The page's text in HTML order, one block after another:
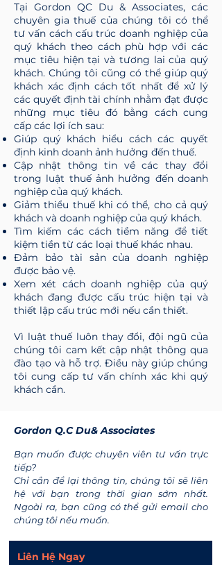
Tại Gordon QC Du & Associates, các
chuyên gia thuế của chúng tôi có thể
tư vấn cách cấu trúc doanh nghiệp của
quý khách theo cách phù hợp với các
mục tiêu hiện tại và tương lai của quý
khách. Chúng tôi cũng có thể giúp quý
khách xác định cách tốt nhất để xử lý
các quyết định tài chính nhằm đạt được
những mục tiêu đó bằng cách cung
cấp các lợi ích sau:
Giúp quý khách hiểu cách các quyết
định kinh doanh ảnh hưởng đến thuế.
Cập nhật thông tin về các thay đổi
trong luật thuế ảnh hưởng đến doanh
nghiệp của quý khách.
Giảm thiểu thuế khi có thể, cho cả quý
khách và doanh nghiệp của quý khách.
Tìm kiếm các cách tiềm năng để tiết
kiệm tiền từ các loại thuế khác nhau.
Đảm bảo tài sản của doanh nghiệp
được bảo vệ.
Xem xét cách doanh nghiệp của quý
khách đang được cấu trúc hiện tại và
thiết lập cấu trúc mới nếu cần thiết.​
Vì luật thuế luôn thay đổi, đội ngũ của
chúng tôi cam kết cập nhật thông qua
đào tạo và hỗ trợ. Điều này giúp chúng
tôi cung cấp tư vấn chính xác khi quý
khách cần.
Gordon Q.C Du& Associates
Bạn muốn được chuyên viên tư vấn trực
tiếp?
Chỉ cần để lại thông tin, chúng tôi sẽ liên
hệ với bạn trong thời gian sớm nhất.
Ngoài ra, bạn cũng có thể gửi email cho
chúng tôi nếu muốn.
Liên Hệ Ngay